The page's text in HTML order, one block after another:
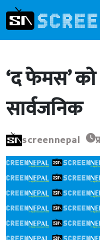
‘द फेमस’
सार्वजनिक
screennepal